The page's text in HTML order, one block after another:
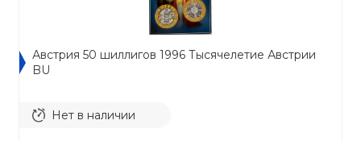
Австрия 50 шиллигов 1996 Тысячелетие Австрии
BU
Нет в наличии